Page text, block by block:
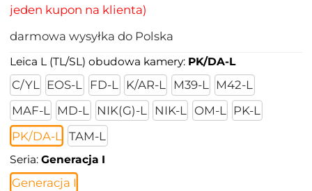
jeden kupon na klienta)
darmowa wysyłka do Polska
Leica L (TL/SL) obudowa kamery: PK/DA-L
C/YL EOS-L FD-L K/AR-L M39-L
M42-L
MAF-L
MD-L NIK(G)-L NIK-L OM-L
PK-L
PK/DA-L
TAM-L
Seria:Generacja I
Generacja I